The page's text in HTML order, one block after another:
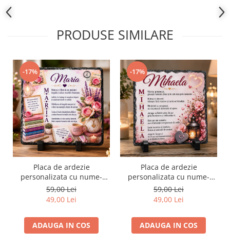
PRODUSE SIMILARE
-17%
Placa de ardezie
personalizata cu nume-
Maria
59,00 Lei
49,00 Lei
ADAUGA IN COS
-17%
Placa de ardezie
personalizata cu nume-
Mihaela
59,00 Lei
49,00 Lei
ADAUGA IN COS